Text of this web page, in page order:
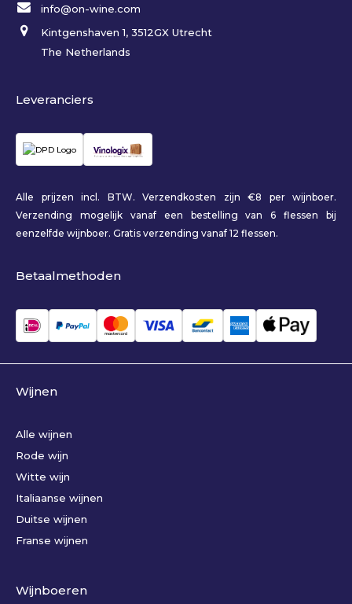
info@on-wine.com
Kintgenshaven 1, 3512GX Utrecht
The Netherlands
Leveranciers
Alle prijzen incl. BTW. Verzendkosten zijn €8 per wijnboer.
Verzending mogelijk vanaf een bestelling van 6 flessen bij
eenzelfde wijnboer. Gratis verzending vanaf 12 flessen.
Betaalmethoden
Wijnen
Alle wijnen
Rode wijn
Witte wijn
Italiaanse wijnen
Duitse wijnen
Franse wijnen
Wijnboeren